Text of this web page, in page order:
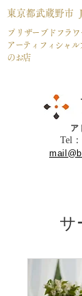
Tel
東京都武蔵野市
プリザーブドフラワ
アーティフィシャル
のお店
ア
サ